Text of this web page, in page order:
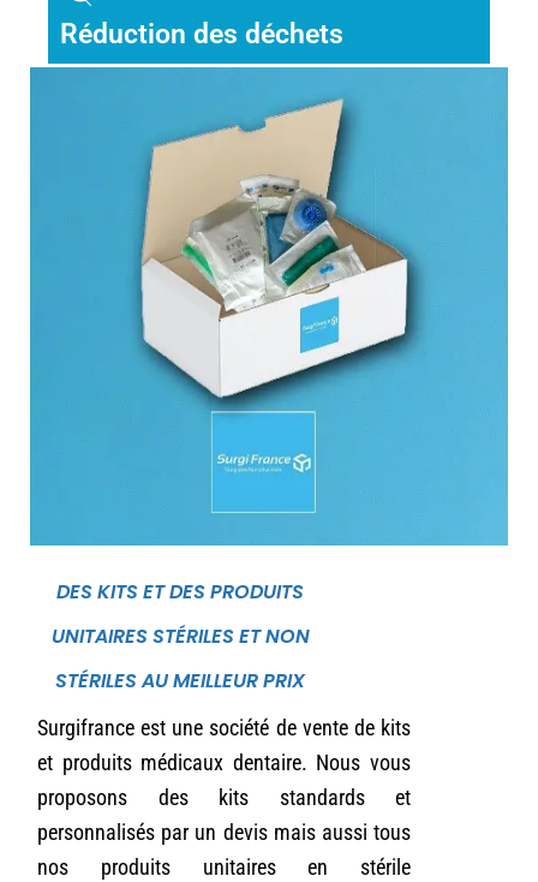
Réduction des déchets
DES KITS ET DES PRODUITS
UNITAIRES STÉRILES ET NON
STÉRILES AU MEILLEUR PRIX
Surgifrance est une société de vente de kits
et produits médicaux dentaire. Nous vous
proposons des kits standards et
personnalisés par un devis mais aussi tous
nos produits unitaires en stérile